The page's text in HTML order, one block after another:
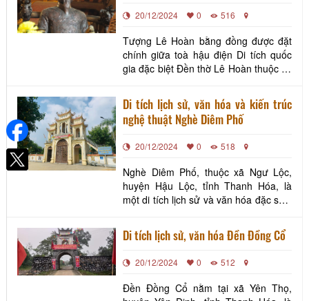
ngưỡng t
20/12/2024 0 516
Tượng Lê Hoàn bằng đồng được đặt
chính giữa toà hậu điện Di tích quốc
gia đặc biệt Đền thờ Lê Hoàn thuộc xã
trình kiến trúc cổ có niên đại khoảng
1.000 năm. Đền được Nhân dân lập
nên để tưởng nhớ công đức của vua
đền thờ Lê Hoà
Di tích lịch sử, văn hóa và kiến trúc
nghệ thuật Nghè Diêm Phố
20/12/2024 0 518
Nghè Diêm Phố, thuộc xã Ngư Lộc,
huyện Hậu Lộc, tỉnh Thanh Hóa, là
một di tích lịch sử và văn hóa đặc sắc,
truyền thống đánh bắt và buôn bán
thủy sản của cư dân vùng biển. Nghè
làng và các vị thần linh bảo trợ, thể
hiện tín ngưỡng dân
Di tích lịch sử, văn hóa Đền Đồng Cổ
20/12/2024 0 512
Đền Đồng Cổ nằm tại xã Yên Thọ,